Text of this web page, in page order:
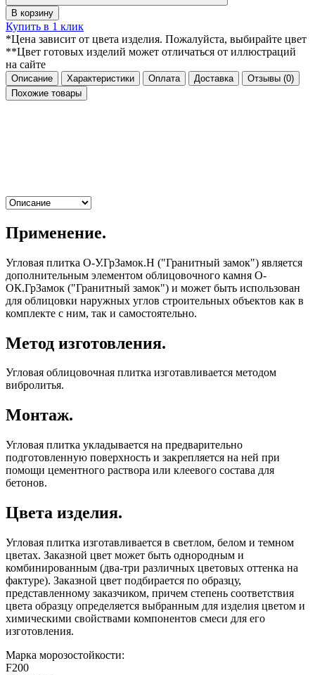
В корзину
Купить в 1 клик
*Цена зависит от цвета изделия. Пожалуйста, выбирайте цвет
**Цвет готовых изделий может отличаться от иллюстраций
на сайте
Описание Характеристики Оплата Доставка Отзывы (0)
Похожие товары
Применение.
Угловая плитка О-У.ГрЗамок.H ("Гранитный замок") является
дополнительным элементом облицовочного камня О-
ОК.ГрЗамок ("Гранитный замок") и может быть использован
для облицовки наружных углов строительных объектов как в
комплекте с ним, так и самостоятельно.
Метод изготовления.
Угловая облицовочная плитка изготавливается методом
вибролитья.
Монтаж.
Угловая плитка укладывается на предварительно
подготовленную поверхность и закрепляется на ней при
помощи цементного раствора или клеевого состава для
бетонов.
Цвета изделия.
Угловая плитка изготавливается в светлом, белом и темном
цветах. Заказной цвет может быть однородным и
комбинированным (два-три различных цветовых оттенка на
фактуре). Заказной цвет подбирается по образцу,
представленному заказчиком, причем степень соответствия
цвета образцу определяется выбранным для изделия цветом и
химическими свойствами компонентов смеси для его
изготовления.
Марка морозостойкости:
F200